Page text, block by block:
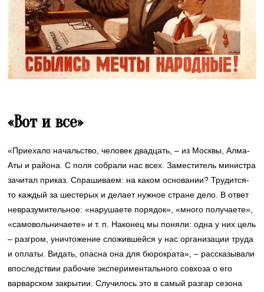
«Вот и все»
«Приехало начальство, человек двадцать, – из Москвы, Алма-
Аты и района. С поля собрали нас всех. Заместитель министра
зачитал приказ. Спрашиваем: на каком основании? Трудится-
то каждый за шестерых и делает нужное стране дело. В ответ
невразумительное: «нарушаете порядок», «много получаете»,
«самовольничаете» и т. п. Наконец мы поняли: одна у них цель
– разгром, уничтожение сложившейся у нас организации труда
и оплаты. Видать, опасна она для бюрократа», – рассказывали
впоследствии рабочие экспериментального совхоза о его
варварском закрытии. Случилось это в самый разгар сезона